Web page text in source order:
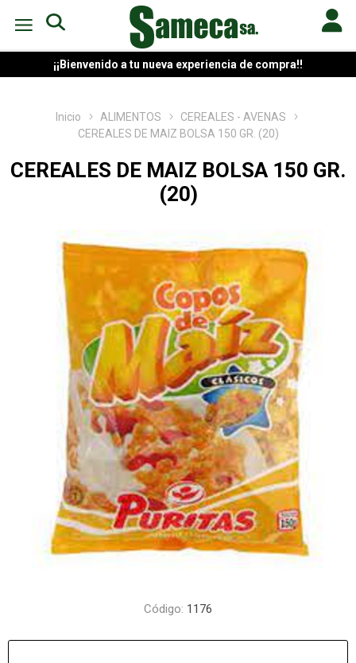
¡¡Bienvenido a tu nueva experiencia de compra!!
Inicio ALIMENTOS
CEREALES - AVENAS
CEREALES DE MAIZ BOLSA 150 GR. (20)
CEREALES DE MAIZ BOLSA 150 GR.
(20)
Código: 1176